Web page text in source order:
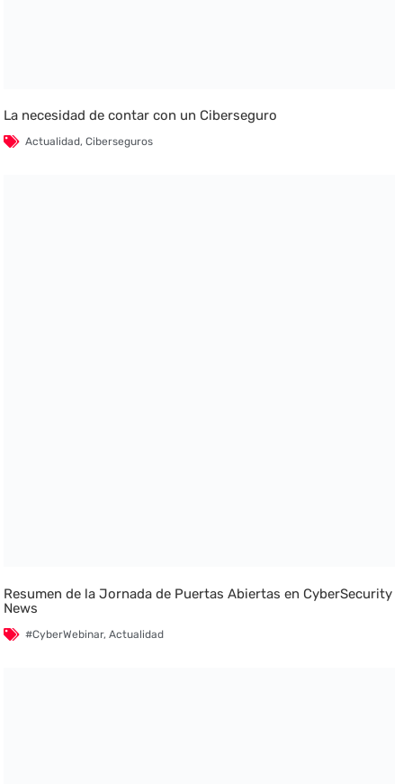
La necesidad de contar con un Ciberseguro
Actualidad,Ciberseguros
Resumen de la Jornada de Puertas Abiertas en CyberSecurity
News
#CyberWebinar,Actualidad